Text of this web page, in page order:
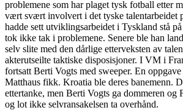
problemene som har plaget tysk fotball etter
vært svært involvert i det tyske talentarbeidet
hadde sett utviklingsarbeidet i Tyskland stå
tok ikke tak i problemene. Senere ble han
selv slite med den dårlige etterveksten av
akterutseilte taktiske disposisjoner. I VM i
fortsatt Berti Vogts med sweeper. En
Matthaus fikk. Kroatia ble deres banemenn.
ettertanke, men Berti Vogts ga dommeren og
og lot ikke selvransakelsen ta overhånd.